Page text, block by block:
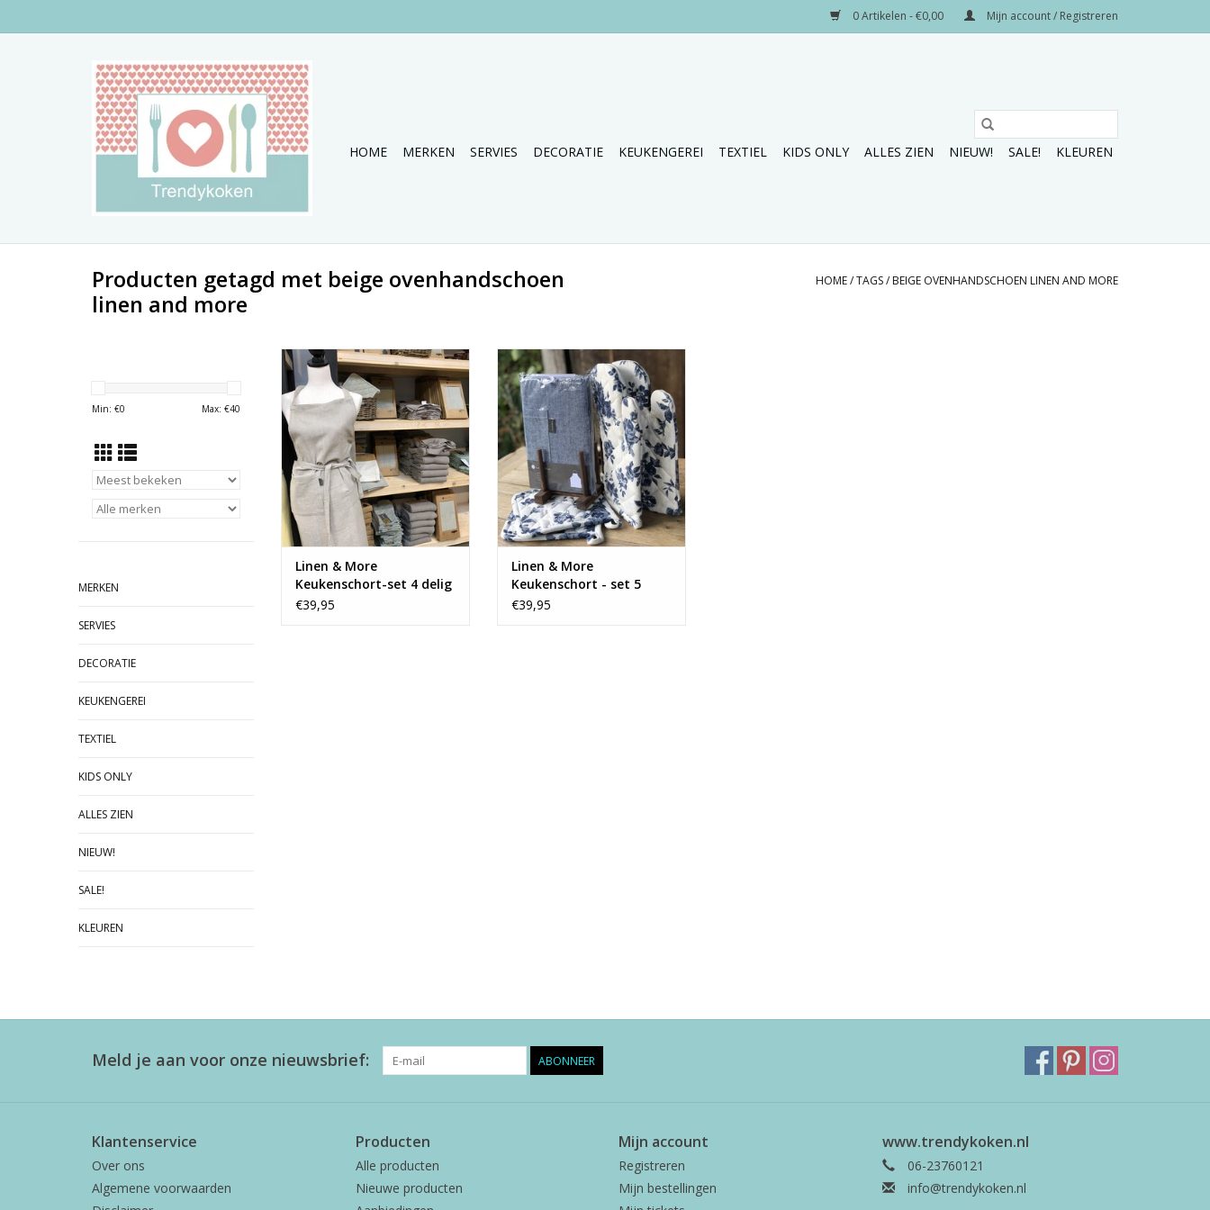
0 Artikelen - €0,00 Mijn account / Registreren
HOME MERKEN SERVIES DECORATIE KEUKENGEREI TEXTIEL KIDS ONLY ALLES ZIEN NIEUW! SALE! KLEUREN
Producten getagd met beige ovenhandschoen
linen and more
HOME/TAGS/ BEIGE OVENHANDSCHOEN LINEN AND MORE
Min: €0 Max: €40
MERKEN
SERVIES
DECORATIE
KEUKENGEREI
TEXTIEL
KIDS ONLY
ALLES ZIEN
NIEUW!
SALE!
KLEUREN
Keukenschort, pannenlappen en
ovenhandschoen in beige.
TOEVOEGEN AAN WINKELWAGEN
Linen & More
Keukenschort-set 4 delig
- Beige
€39,95
Keukenschort, pannenlappen en
ovenhandschoen in Delfts blauw.
TOEVOEGEN AAN WINKELWAGEN
Linen & More
Keukenschort - set 5
delig
€39,95
Meld je aan voor onze nieuwsbrief: ABONNEER
Klantenservice
Over ons
Algemene voorwaarden
Producten
Alle producten
Nieuwe producten
Mijn account
Registreren
Mijn bestellingen
www.trendykoken.nl
06-23760121
info@trendykoken.nl